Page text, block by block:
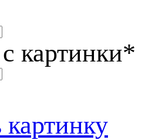
картинки*